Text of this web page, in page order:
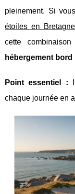
pleinement. Si
étoiles en Bretagne
cette
hébergement
Point essentiel :
chaque journée en